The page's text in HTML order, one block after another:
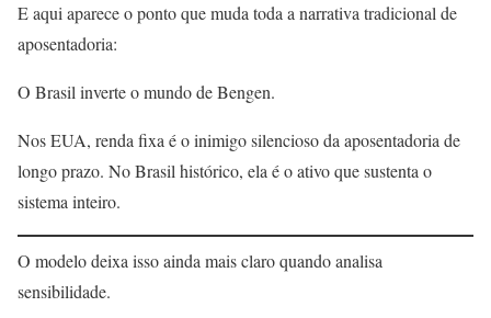
E aqui aparece o ponto que muda toda a narrativa tradicional de
aposentadoria:
O Brasil inverte o mundo de Bengen.
Nos EUA, renda fixa é o inimigo silencioso da aposentadoria de
longo prazo. No Brasil histórico, ela é o ativo que sustenta o
sistema inteiro.
O modelo deixa isso ainda mais claro quando analisa
sensibilidade.